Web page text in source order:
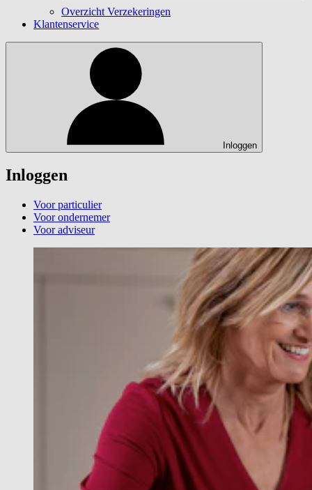
Overzicht Verzekeringen
Klantenservice
Inloggen
Inloggen
Voor particulier
Voor ondernemer
Voor adviseur